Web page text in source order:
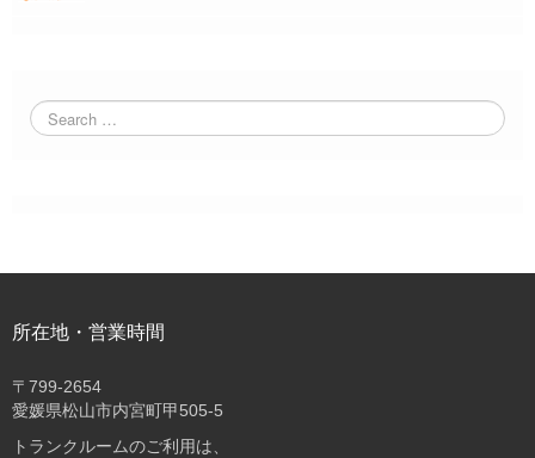
所在地・営業時間
〒 799-2654
愛媛県松山市内宮町甲505-5
トランクルームのご利用は、